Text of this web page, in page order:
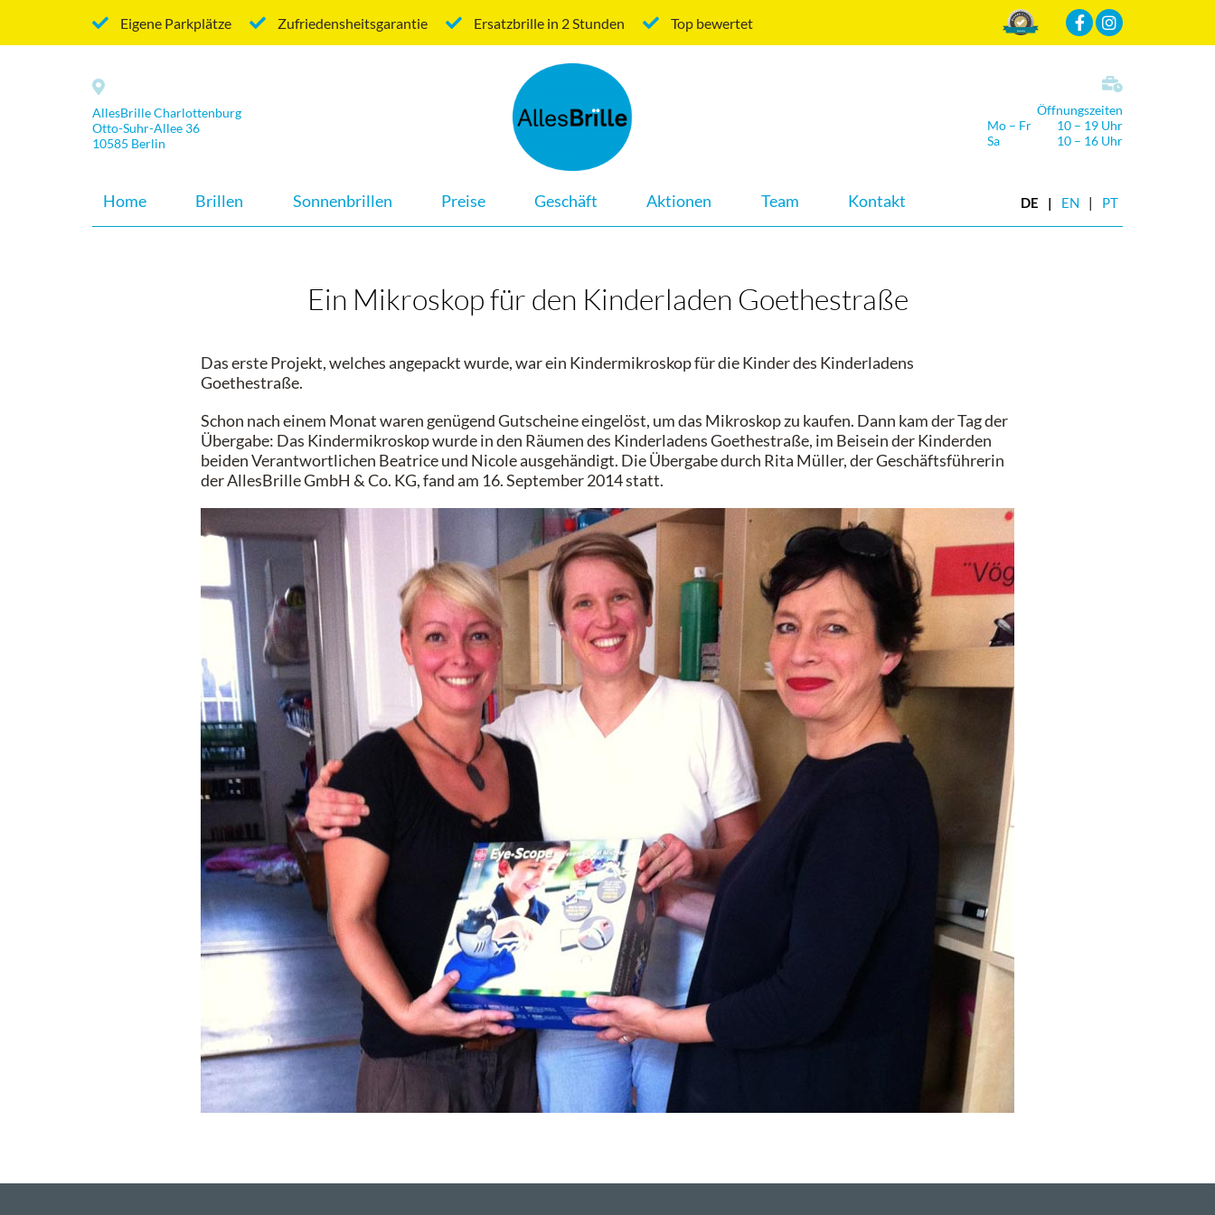
Eigene Parkplätze Zufriedensheitsgarantie Ersatzbrille in 2 Stunden Top bewertet Mehr Infos
AllesBrille Charlottenburg
Otto-Suhr-Allee 36
10585 Berlin
Öffnungszeiten
Mo – Fr
10 – 19 Uhr
Sa
10 – 16 Uhr
Navigation
Home Brillen Sonnenbrillen Preise Geschäft Aktionen Team Kontakt DE EN PT
Ein Mikroskop für den Kinderladen Goethestraße
Das erste Projekt, welches angepackt wurde, war ein Kindermikroskop für die Kinder des Kinderladens
Goethestraße.
Schon nach einem Monat waren genügend Gutscheine eingelöst, um das Mikroskop zu kaufen. Dann kam der Tag der
Übergabe: Das Kindermikroskop wurde in den Räumen des Kinderladens Goethestraße, im Beisein der Kinderden
beiden Verantwortlichen Beatrice und Nicole ausgehändigt. Die Übergabe durch Rita Müller, der Geschäftsführerin
der AllesBrille GmbH & Co. KG, fand am 16. September 2014 statt.